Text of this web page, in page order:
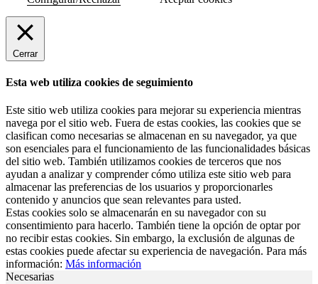
Cerrar
Esta web utiliza cookies de seguimiento
Este sitio web utiliza cookies para mejorar su experiencia mientras
navega por el sitio web. Fuera de estas cookies, las cookies que se
clasifican como necesarias se almacenan en su navegador, ya que
son esenciales para el funcionamiento de las funcionalidades básicas
del sitio web. También utilizamos cookies de terceros que nos
ayudan a analizar y comprender cómo utiliza este sitio web para
almacenar las preferencias de los usuarios y proporcionarles
contenido y anuncios que sean relevantes para usted.
Estas cookies solo se almacenarán en su navegador con su
consentimiento para hacerlo. También tiene la opción de optar por
no recibir estas cookies. Sin embargo, la exclusión de algunas de
estas cookies puede afectar su experiencia de navegación. Para más
información: Más información
Necesarias